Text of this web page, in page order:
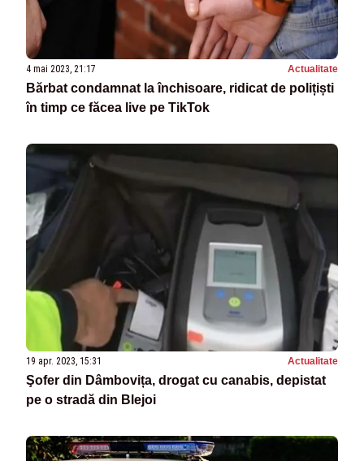
4 mai 2023, 21:17 Actualitate
Bărbat condamnat la închisoare, ridicat de polițiști
în timp ce făcea live pe TikTok
19 apr. 2023, 15:31 Actualitate
Şofer din Dâmbovița, drogat cu canabis, depistat
pe o stradă din Blejoi